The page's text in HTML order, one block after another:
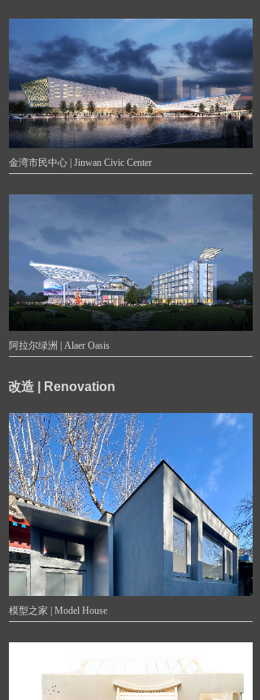
金湾市民中心 | Jinwan Civic Center
阿拉尔绿洲 | Alaer Oasis
改造 | Renovation
模型之家 | Model House